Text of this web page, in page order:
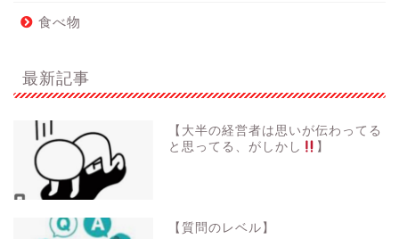
食べ物
最新記事
【大半の経営者は思いが伝わってる
と思ってる、がしかし
】
【質問のレベル】